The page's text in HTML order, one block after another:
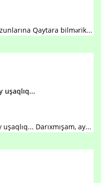
Qaytara bilmərik...
uşaqlıq...
uşaqlıq... Darıxmışam, ay...